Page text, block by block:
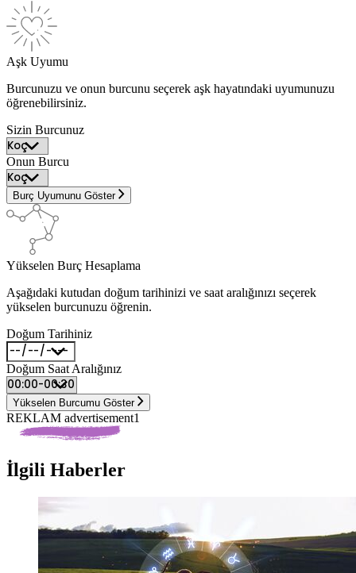
Aşk Uyumu
Burcunuzu ve onun burcunu seçerek aşk hayatındaki uyumunuzu
öğrenebilirsiniz.
Sizin Burcunuz
Onun Burcu
Burç Uyumunu Göster
Yükselen Burç Hesaplama
Aşağıdaki kutudan doğum tarihinizi ve saat aralığınızı seçerek
yükselen burcunuzu öğrenin.
Doğum Tarihiniz
Doğum Saat Aralığınız
Yükselen Burcumu Göster
REKLAM advertisement1
İlgili Haberler